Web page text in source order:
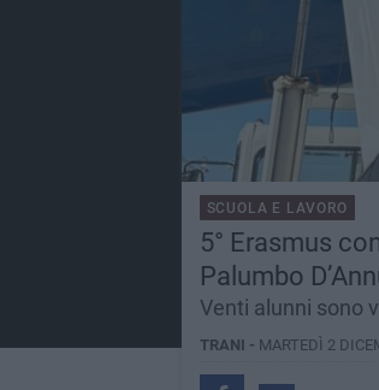
SCUOLA E LAVORO
5° Erasmus
Palumbo
Venti alunni sono
TRANI - MARTEDÌ 2